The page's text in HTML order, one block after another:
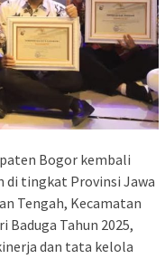
Bogor kembali
di tingkat Provinsi Jawa
Tengah, Kecamatan
Baduga Tahun 2025,
dan tata kelola